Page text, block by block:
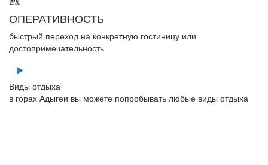
ОПЕРАТИВНОСТЬ
быстрый переход на конкретную гостиницу или
достопримечательность
Виды отдыха
в горах Адыгеи вы можете попробывать любые виды отдыха